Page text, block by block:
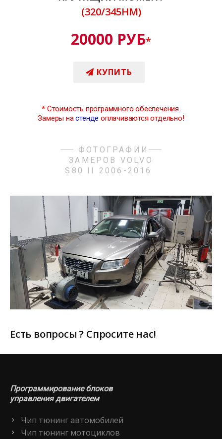
(320/345НМ)
20000 РУБ*
КУПИТЬ
* Стоимость программного обеспечения.
Замеры настенде оплачиваются отдельно!
ФОТОГРАФИИ
ЗАМЕРОВ VOLVO
S80 II 2006-2016
Есть вопросы ? Спросите нас!
Программирование блоков
управления двигателем
Чип тюнинг автомобилей
Чип тюнинг мотоциклов